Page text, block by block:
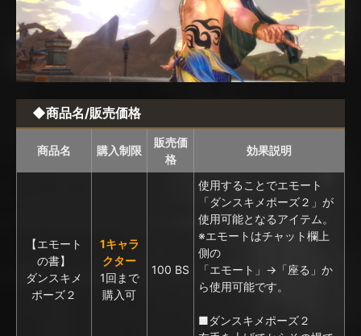
◆商品名/販売価格
商品名 購入制限
販売価
格
効果説明
【エモート
の書】
ダンスキメ
ポーズ２
1キャラ
クター
1回まで
購入可
100 BS
使用することでエモート
「ダンスキメポーズ２」が
使用可能となるアイテム。
※エモートはチャット欄上
側の
「エモート」→「座る」か
ら使用可能です。
■ダンスキメポーズ２